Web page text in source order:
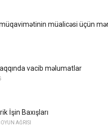
müalicəsi üçün
vacib məlumatlar
İşin Baxışları
AĞRISI